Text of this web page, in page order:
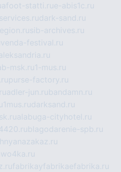
statti.rue-abis1c.ru
dark-sand.ru
sib-archives.ru
venda-festival.ru
msk.ru1-mus.ru
purse-factory.ru
adler-jun.rubandamn.ru
1mus.rudarksand.ru
alabuga-cityhotel.ru
blagodarenie-spb.ru
fabrikayfabrikaefabrika.ru